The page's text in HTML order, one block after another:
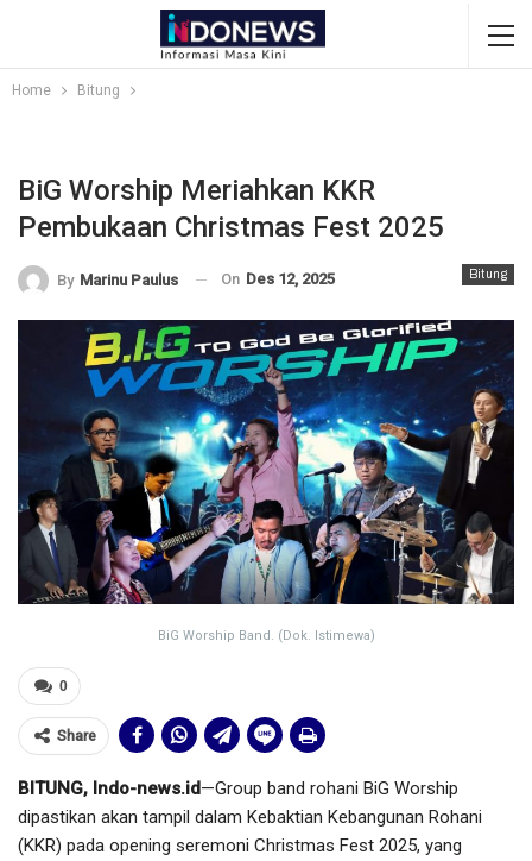
Home Bitung
BiG Worship Meriahkan KKR
Pembukaan Christmas Fest 2025
Bitung
By Marinu Paulus On Des 12, 2025
BiG Worship Band. (Dok. Istimewa)
0
Share
BITUNG, Indo-news.id—Group band rohani BiG Worship
dipastikan akan tampil dalam Kebaktian Kebangunan Rohani
(KKR) pada opening seremoni Christmas Fest 2025, yang